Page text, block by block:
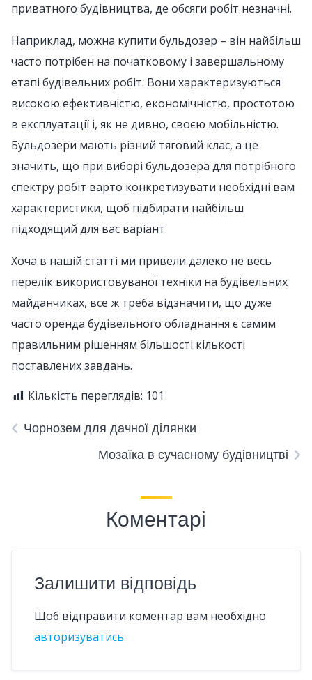
приватного будівництва, де обсяги робіт незначні.
Наприклад, можна купити бульдозер – він найбільш
часто потрібен на початковому і завершальному
етапі будівельних робіт. Вони характеризуються
високою ефективністю, економічністю, простотою
в експлуатації і, як не дивно, своєю мобільністю.
Бульдозери мають різний тяговий клас, а це
значить, що при виборі бульдозера для потрібного
спектру робіт варто конкретизувати необхідні вам
характеристики, щоб підбирати найбільш
підходящий для вас варіант.
Хоча в нашій статті ми привели далеко не весь
перелік використовуваної техніки на будівельних
майданчиках, все ж треба відзначити, що дуже
часто оренда будівельного обладнання є самим
правильним рішенням більшості кількості
поставлених завдань.
Кількість переглядів: 101
Чорнозем для дачної ділянки
Мозаїка в сучасному будівництві
Коментарі
Залишити відповідь
Щоб відправити коментар вам необхідно
авторизуватись.